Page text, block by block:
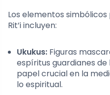
Los elementos
Rit’i incluyen:
Ukukus: Figuras
espíritus guardianes de
papel crucial en la
lo espiritual.